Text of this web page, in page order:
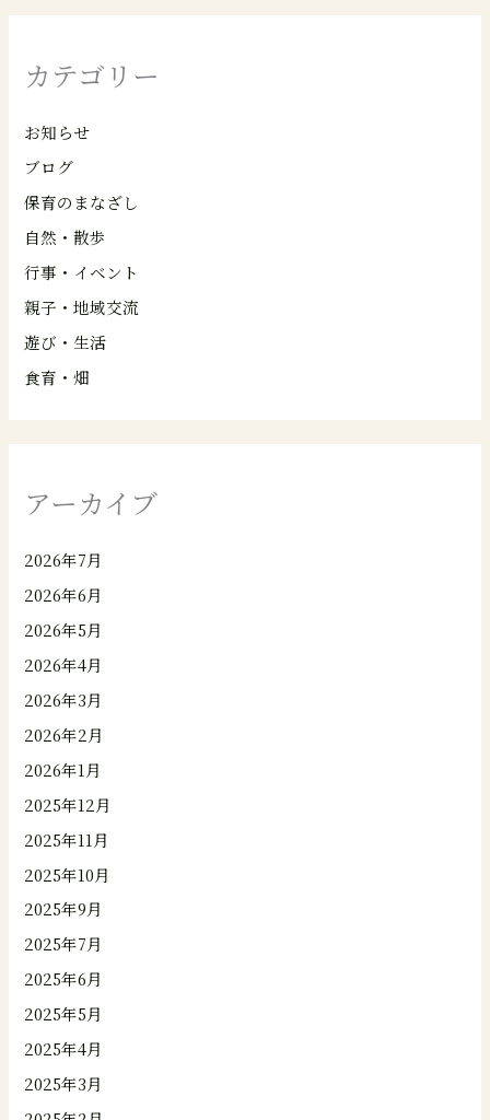
カテゴリー
お知らせ
ブログ
保育のまなざし
自然・散歩
行事・イベント
親子・地域交流
遊び・生活
食育・畑
アーカイブ
2026年7月
2026年6月
2026年5月
2026年4月
2026年3月
2026年2月
2026年1月
2025年12月
2025年11月
2025年10月
2025年9月
2025年7月
2025年6月
2025年5月
2025年4月
2025年3月